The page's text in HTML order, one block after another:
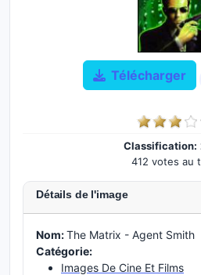
Télécharger
Classification:
412 votes au
Détails de l'image
Nom:The Matrix - Agent Smith
Catégorie:
Images De Cine Et Films